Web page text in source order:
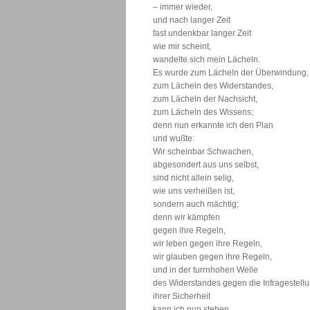
– immer wieder,
und nach langer Zeit 
fast undenkbar langer Zeit
wie mir scheint,
wandelte sich mein Lächeln.
Es wurde zum Lächeln der Überwindung,
zum Lächeln des Widerstandes,
zum Lächeln der Nachsicht,
zum Lächeln des Wissens;
denn nun erkannte ich den Plan
und wußte:
Wir scheinbar Schwachen,
abgesondert aus uns selbst,
sind nicht allein selig,
wie uns verheißen ist,
sondern auch mächtig;
denn wir kämpfen
gegen ihre Regeln,
wir leben gegen ihre Regeln,
wir glauben gegen ihre Regeln,
und in der turrnhohen Welle
des Widerstandes gegen die
ihrer Sicherheit